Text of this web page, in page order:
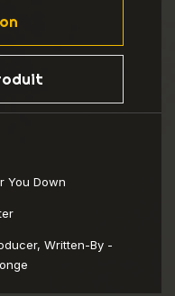
You Down
Written-By -